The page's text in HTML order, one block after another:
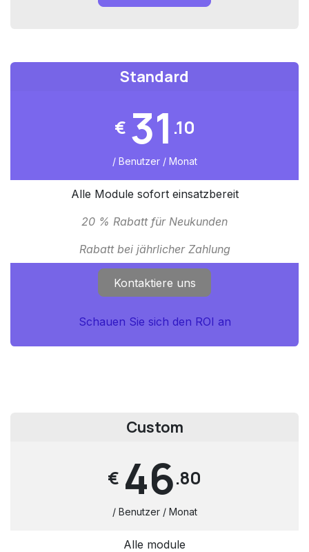
Standard
€ 31 .10
/ Benutzer / Monat
Alle Module sofort einsatzbereit
20 % Rabatt für Neukunden
Rabatt bei jährlicher Zahlung
Kontaktiere uns
Schauen Sie sich den ROI an
Custom
€ 46.80
/ Benutzer / Monat
Alle module